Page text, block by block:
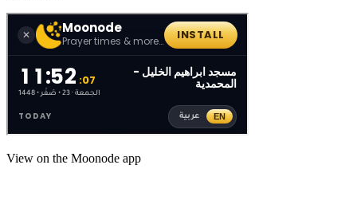
View on the Moonode app